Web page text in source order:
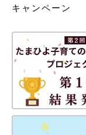
キャンペーン